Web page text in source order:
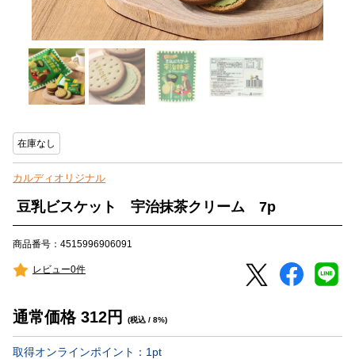
在庫なし
カルディオリジナル
豆乳ビスケット 宇治抹茶クリーム 7p
商品番号：4515996906091
レビュー0件
通常価格 312円 (税込 / 8%)
取得オンラインポイント： 1 pt